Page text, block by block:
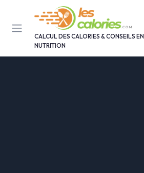
CALCUL DES CALORIES & CONSEILS EN
NUTRITION
Panneau de gestion des cookies